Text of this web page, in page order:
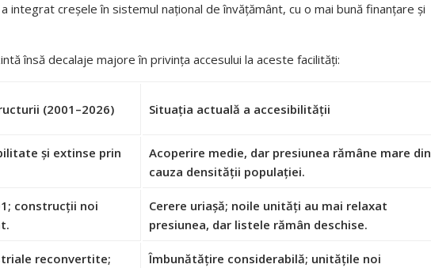
integrat creșele în sistemul național de învățământ, cu o mai bună finanțare și
însă decalaje majore în privința accesului la aceste facilități:
(2001–2026) Situația actuală a accesibilității
și extinse prin
Acoperire medie, dar presiunea rămâne mare din
cauza densității populației.
construcții noi
Cerere uriașă; noile unități au mai relaxat
presiunea, dar listele rămân deschise.
reconvertite;
Îmbunătățire considerabilă; unitățile noi